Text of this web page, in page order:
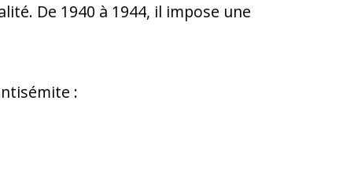
De 1940 à 1944, il impose une
: